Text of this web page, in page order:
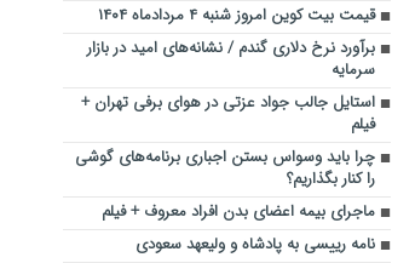
قیمت بیت کوین امروز شنبه ۴ مردادماه ۱۴۰۴
برآورد نرخ دلاری گندم / نشانه‌های امید در بازار
سرمایه
استایل جالب جواد عزتی در هوای برفی تهران +
فیلم
چرا باید وسواس بستن اجباری برنامه‌های گوشی
را کنار بگذاریم؟
ماجرای بیمه اعضای بدن افراد معروف + فیلم
نامه رییسی به پادشاه و ولیعهد سعودی